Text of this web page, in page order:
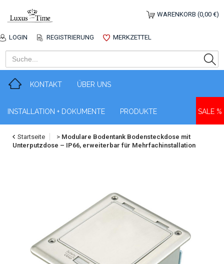
LOGIN REGISTRIERUNG MERKZETTEL
WARENKORB (0,00 €)
KONTAKT ÜBER UNS
INSTALLATION + DOKUMENTE PRODUKTE SALE %
Startseite > Modulare Bodentank Bodensteckdose mit
Unterputzdose – IP66, erweiterbar für Mehrfachinstallation